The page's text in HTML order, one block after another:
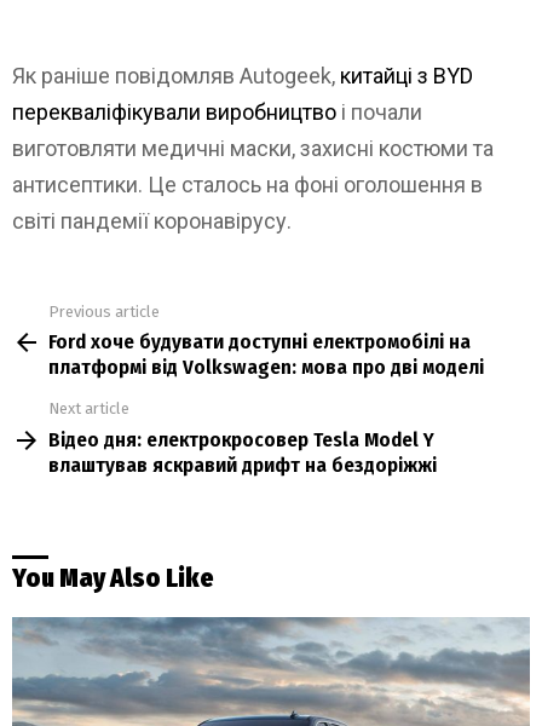
Як раніше повідомляв Autogeek, китайці з BYD
перекваліфікували виробництво і почали
виготовляти медичні маски, захисні костюми та
антисептики. Це сталось на фоні оголошення в
світі пандемії коронавірусу.
more
Previous article
Ford хоче будувати доступні електромобілі на
платформі від Volkswagen: мова про дві моделі
Next article
Відео дня: електрокросовер Tesla Model Y
влаштував яскравий дрифт на бездоріжжі
You May Also Like